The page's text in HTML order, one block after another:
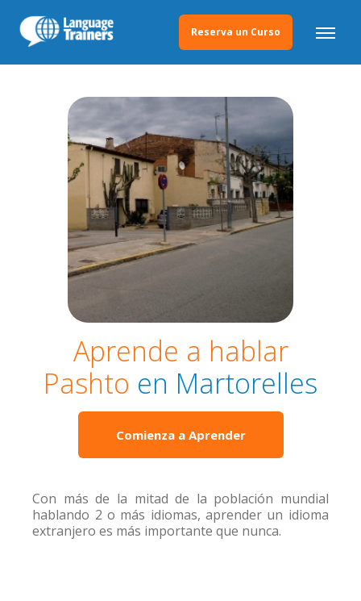
Reserva un Curso
Aprende a hablar
Pashto en Martorelles
Comienza a Aprender
Con más de la mitad de la población mundial
hablando 2 o más idiomas, aprender un idioma
extranjero es más importante que nunca.